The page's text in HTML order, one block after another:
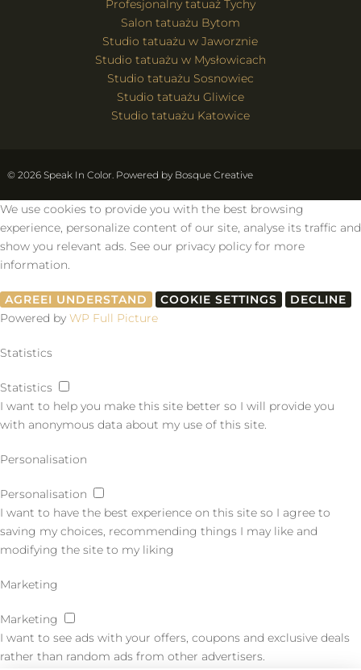
Profesjonalny tatuaż Tychy
Salon tatuażu Bytom
Studio tatuażu w Jaworznie
Studio tatuażu w Mysłowicach
Studio tatuażu Sosnowiec
Studio tatuażu Gliwice
Studio tatuażu Katowice
© 2026 Speak In Color. Powered by Bosque Creative
We use cookies to provide you with the best browsing
experience, personalize content of our site, analyse its traffic and
show you relevant ads. See our privacy policy for more
information.
AGREEI UNDERSTAND COOKIE SETTINGS
DECLINE
Powered by WP Full Picture
Statistics
Statistics
I want to help you make this site better so I will provide you
with anonymous data about my use of this site.
Personalisation
Personalisation
I want to have the best experience on this site so I agree to
saving my choices, recommending things I may like and
modifying the site to my liking
Marketing
Marketing
I want to see ads with your offers, coupons and exclusive deals
rather than random ads from other advertisers.